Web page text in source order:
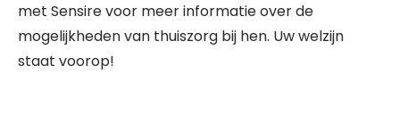
met Sensire voor meer informatie over de
mogelijkheden van thuiszorg bij hen. Uw welzijn
staat voorop!